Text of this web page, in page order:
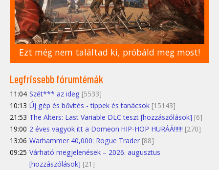
Ezt még nem találtad ki, próbáld meg most!
Legfrissebb fórumtémák
11:04 Szét*** az ideg [5533]
10:13 Új gép és bővítés - tippek és tanácsok [15143]
21:53 The Alters: Last Variable DLC teszt [hozzászólások] [6]
19:00 2 éves vagyok itt a Domeon.HIP-HOP HURÁÁ!!!!!! [270]
13:06 Warhammer 40,000: Rogue Trader [88]
09:25 Várható megjelenések – 2026. augusztus
[hozzászólások] [21]